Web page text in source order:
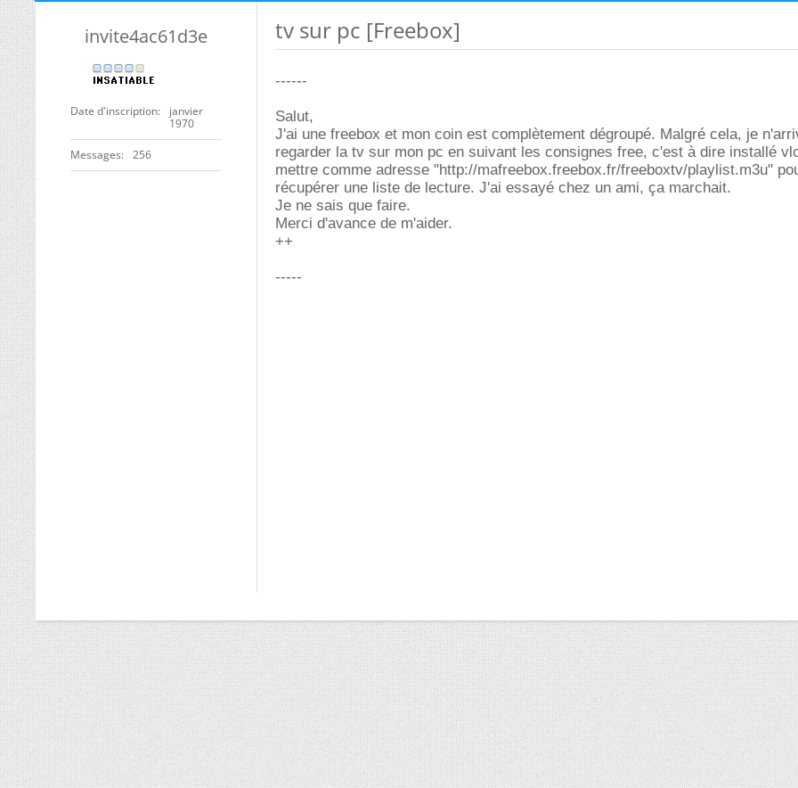
invite4ac61d3e
Date d'inscription
janvier
1970
Messages 256
tv sur pc [Freebox]
------
Salut,
J'ai une freebox et mon coin est complètement dégroupé. Malgré cela, je
regarder la tv sur mon pc en suivant les consignes free, c'est à dire installé
mettre comme adresse "http://mafreebox.freebox.fr/freeboxtv/playlist.m3u"
récupérer une liste de lecture. J'ai essayé chez un ami, ça marchait.
Je ne sais que faire.
Merci d'avance de m'aider.
++
-----